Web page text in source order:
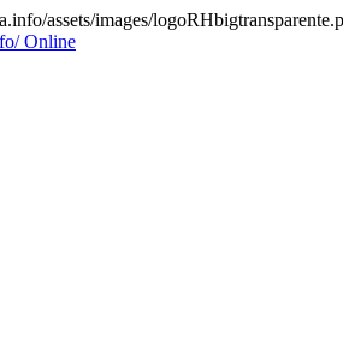
assets/images/
Online